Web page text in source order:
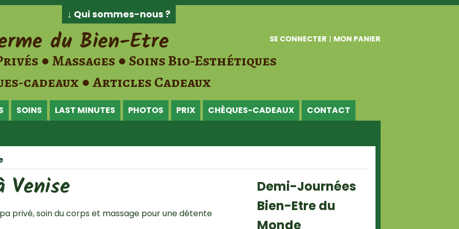
↓ Qui sommes-nous ?
SE CONNECTER | MON PANIER
du Bien-Etre
● Massages ● Soins Bio-Esthétiques
cadeaux ● Articles Cadeaux
SOINS LAST MINUTES PHOTOS PRIX CHÈQUES-CADEAUX CONTACT
Venise
privé, soin du corps et massage pour une détente
Demi-Journées
Bien-Etre du
Monde